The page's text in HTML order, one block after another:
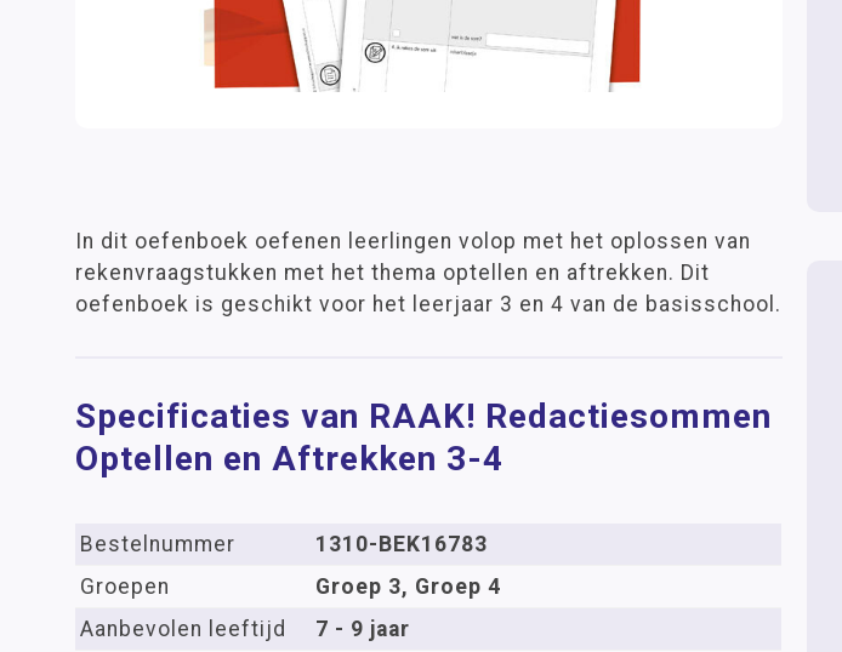
In dit oefenboek oefenen leerlingen volop met het oplossen van
rekenvraagstukken met het thema optellen en aftrekken. Dit
oefenboek is geschikt voor het leerjaar 3 en 4 van de basisschool.
Specificaties van RAAK! Redactiesommen
Optellen en Aftrekken 3-4
Bestelnummer
1310-BEK16783
Groepen
Groep 3, Groep 4
Aanbevolen leeftijd
7 - 9 jaar